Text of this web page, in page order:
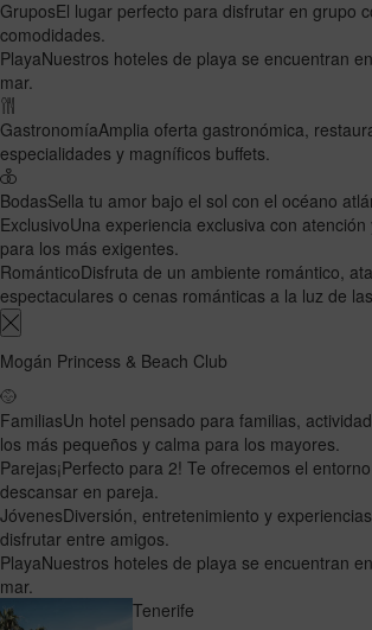
GruposEl lugar perfecto para disfrutar en grupo
comodidades.
PlayaNuestros hoteles de playa se encuentran
mar.
GastronomíaAmplia oferta gastronómica,
especialidades y magníficos buffets.
BodasSella tu amor bajo el sol con el océano
ExclusivoUna experiencia exclusiva con
para los más exigentes.
RománticoDisfruta de un ambiente romántico,
espectaculares o cenas románticas a la luz de
Mogán Princess & Beach Club
FamiliasUn hotel pensado para familias,
los más pequeños y calma para los mayores.
Parejas¡Perfecto para 2! Te ofrecemos el
descansar en pareja.
JóvenesDiversión, entretenimiento y
disfrutar entre amigos.
PlayaNuestros hoteles de playa se encuentran
mar.
Tenerife